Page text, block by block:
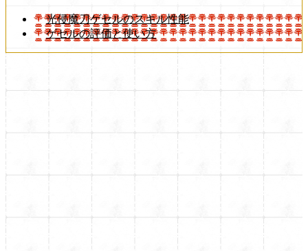
光侵魔刀ゲセルのスキル性能
ゲセルの評価と使い方